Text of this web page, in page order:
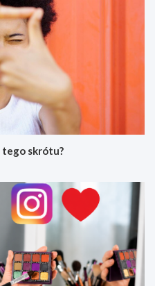
tego skrótu?